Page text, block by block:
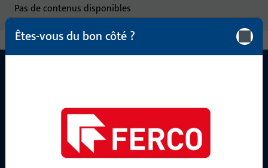
Pas de contenus disponibles
Nous sommes à votre disposition !
Notre équipe de service après-vente se tient à votre
Êtes-vous du bon côté ?